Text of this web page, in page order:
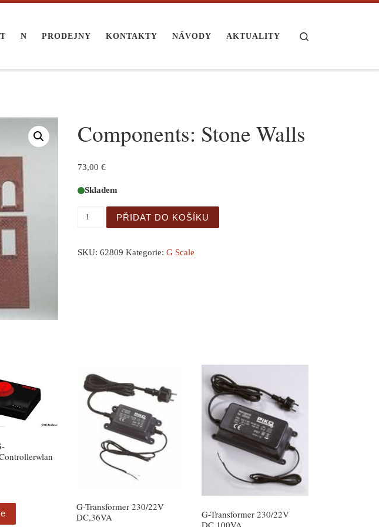
N PRODEJNY KONTAKTY NÁVODY AKTUALITY
Components: Stone Walls
73,00 €
Skladem
Components: Stone Walls množství
PŘIDAT DO KOŠÍKU
SKU: 62809 Kategorie: G Scale
G-Transformer 230/22V
DC,36VA
G-Transformer 230/22V